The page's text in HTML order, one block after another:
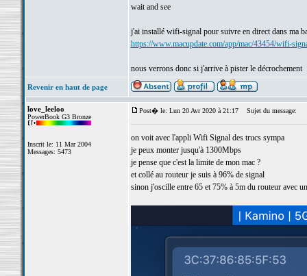
wait and see
j'ai installé wifi-signal pour suivre en direct dans ma
https://www.macupdate.com/app/mac/43454/wifi-
nous verrons donc si j'arrive à pister le décrochement
Revenir en haut de page
love_leeloo
PowerBook G3 Bronze
Inscrit le: 11 Mar 2004
Messages: 5473
Post� le: Lun 20 Avr 2020 à 21:17 Sujet du message:
on voit avec l'appli Wifi Signal des trucs sympa
je peux monter jusqu'à 1300Mbps
je pense que c'est la limite de mon mac ?
et collé au routeur je suis à 96% de signal
sinon j'oscille entre 65 et 75% à 5m du routeur avec